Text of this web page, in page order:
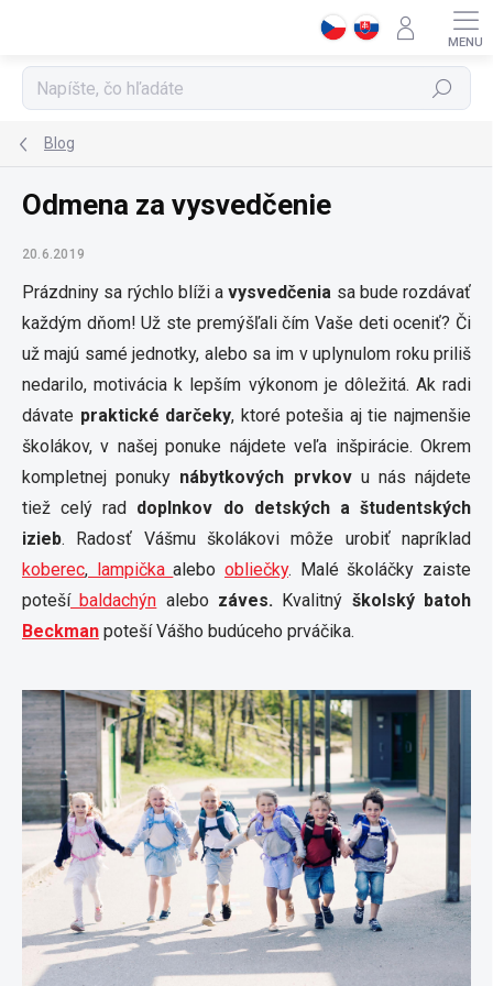
Hľadať
Blog
Odmena za vysvedčenie
20.6.2019
Prázdniny sa rýchlo blíži a vysvedčenia sa bude rozdávať
každým dňom! Už ste premýšľali čím Vaše deti oceniť? Či
už majú samé jednotky, alebo sa im v uplynulom roku priliš
nedarilo, motivácia k lepším výkonom je dôležitá. Ak radi
dávate praktické darčeky, ktoré potešia aj tie najmenšie
školákov, v našej ponuke nájdete veľa inšpirácie. Okrem
kompletnej ponuky nábytkových prvkovu nás nájdete
tiež celý rad doplnkov do detských a študentských
izieb. Radosť Vášmu školákovi môže urobiť napríklad
koberec, lampičkaaleboobliečky. Malé školáčky zaiste
potešíbaldachýn alebo záves. Kvalitný školský batoh
Beckman poteší Vášho budúceho prváčika.